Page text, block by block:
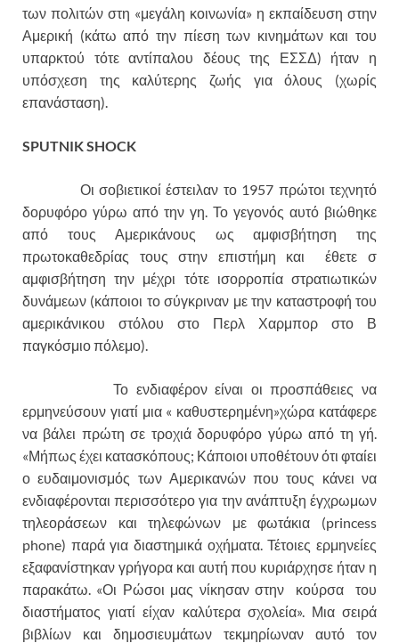
των πολιτών στη «μεγάλη κοινωνία» η εκπαίδευση στην
Αμερική (κάτω από την πίεση των κινημάτων και του
υπαρκτού τότε αντίπαλου δέους της ΕΣΣΔ) ήταν η
υπόσχεση της καλύτερης ζωής για όλους (χωρίς
επανάσταση).
SPUTNIKSHOCK
Οι σοβιετικοί έστειλαν το 1957 πρώτοι τεχνητό
δορυφόρο γύρω από την γη. Το γεγονός αυτό βιώθηκε
από τους Αμερικάνους ως αμφισβήτηση της
πρωτοκαθεδρίας τους στην επιστήμη και έθετε σ
αμφισβήτηση την μέχρι τότε ισορροπία στρατιωτικών
δυνάμεων (κάποιοι το σύγκριναν με την καταστροφή του
αμερικάνικου στόλου στο Περλ Χαρμπορ στο Β
παγκόσμιο πόλεμο).
Το ενδιαφέρον είναι οι προσπάθειες να
ερμηνεύσουν γιατί μια « καθυστερημένη»χώρα κατάφερε
να βάλει πρώτη σε τροχιά δορυφόρο γύρω από τη γή.
«Μήπως έχει κατασκόπους; Κάποιοι υποθέτουν ότι φταίει
ο ευδαιμονισμός των Αμερικανών που τους κάνει να
ενδιαφέρονται περισσότερο για την ανάπτυξη έγχρωμων
τηλεοράσεων και τηλεφώνων με φωτάκια (princess
phone) παρά για διαστημικά οχήματα. Τέτοιες ερμηνείες
εξαφανίστηκαν γρήγορα και αυτή που κυριάρχησε ήταν η
παρακάτω. «Οι Ρώσοι μας νίκησαν στην κούρσα του
διαστήματος γιατί είχαν καλύτερα σχολεία». Μια σειρά
βιβλίων και δημοσιευμάτων τεκμηρίωναν αυτό τον